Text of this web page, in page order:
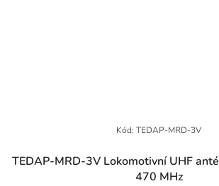
TEDAP-MRD-3V Lokomotivní UHF
470 MHz
Kód: TEDAP-MRD-3V